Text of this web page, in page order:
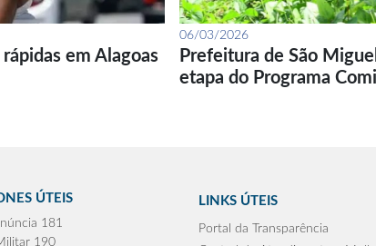
em Alagoas
06/03/2026
Prefeitura de São
etapa do Programa
ÚTEIS
181
190
LINKS ÚTEIS
Portal da Transparência